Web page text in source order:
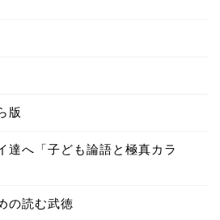
版
達へ「子ども論語と極真カラ
の読む武徳